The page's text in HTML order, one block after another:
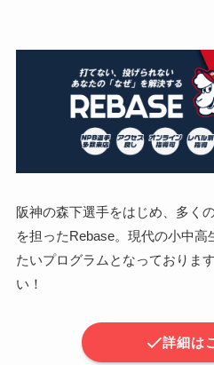
阪神の森下選手をはじめ、多く
を担ったRebase。現代の小中高
たいプログラムとなっておりま
い！
詳細は